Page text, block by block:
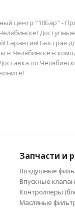
центр "10Бар" -
Гарантия! Быстрая
в Челябинске в
по
Запчасти и
Воздушные
Впускные
Контроллеры
Масляные